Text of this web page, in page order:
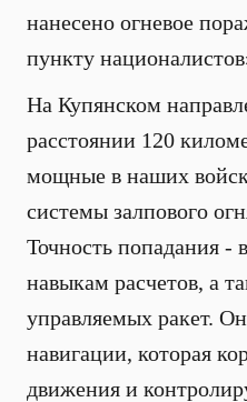
нанесено огневое
пункту
На Купянском
расстоянии 120
мощные в наших
системы залпового
Точность попадания -
навыкам расчетов, а
управляемых ракет.
навигации, которая
движения и